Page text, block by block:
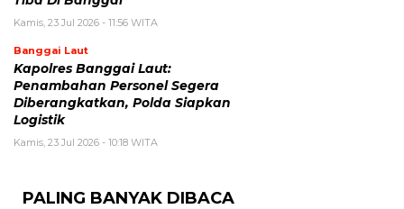
Kamis, 23 Jul 2026 - 11:56 WITA
Banggai Laut
Kapolres Banggai Laut:
Penambahan Personel Segera
Diberangkatkan, Polda Siapkan
Logistik
Kamis, 23 Jul 2026 - 10:18 WITA
PALING BANYAK DIBACA